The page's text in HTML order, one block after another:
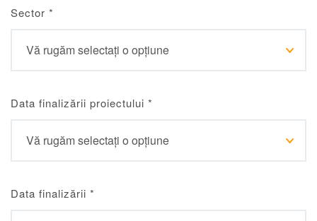
Sector *
Data finalizării proiectului *
Data finalizării *